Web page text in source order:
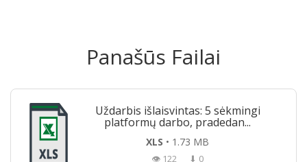
Panašūs Failai
Uždarbis išlaisvintas: 5 sėkmingi
platformų darbo, pradedan...
XLS • 1.73 MB
👁 122 ⬇ 0